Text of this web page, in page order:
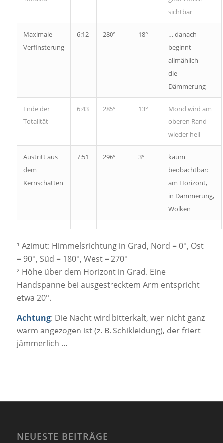
sichtbar
Maximale
Verfinsterung
6:12 280° 18°
… danach
beginnt
allmählich
die
Dämmerung
Ende der
Totalität
6:43 285° 13°
Mond wird am
oberen Rand
wieder hell
Austritt aus
dem
Kernschatten
7:51 296° 3°
kaum
beobachtbar:
am Horizont,
in Dämmerung,
Wolken
¹ Azimut: Himmelsrichtung in Grad, Nord = 0°, Ost
= 90°, Süd = 180°, West = 270°
² Höhe über dem Horizont in Grad. Eine
Handspanne bei ausgestrecktem Arm entspricht
etwa 20°.
Achtung: Die Nacht wird bitterkalt, wer nicht ganz
warm angezogen ist (z. B. Schikleidung), der friert
jämmerlich …
NEUESTE BEITRÄGE